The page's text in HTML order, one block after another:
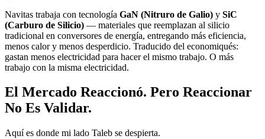
Navitas trabaja con tecnología GaN (Nitruro de Galio) y SiC
(Carburo de Silicio) — materiales que reemplazan al silicio
tradicional en conversores de energía, entregando más eficiencia,
menos calor y menos desperdicio. Traducido del economiqués:
gastan menos electricidad para hacer el mismo trabajo. O más
trabajo con la misma electricidad.
El Mercado Reaccionó. Pero Reaccionar
No Es Validar.
Aquí es donde mi lado Taleb se despierta.